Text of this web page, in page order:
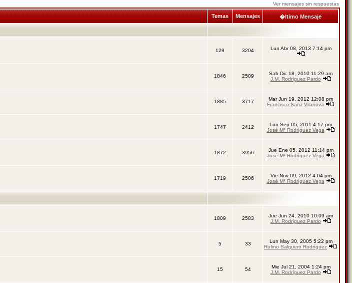
Ver mensajes sin respuestas
Temas Mensajes �ltimo Mensaje
129 3204 Lun Abr 08, 2013 7:14 pm
1846 2509
Sab Dic 18, 2010 11:29 am
J.M. Rodríguez Pardo
1885 3717
Mar Jun 19, 2012 12:08 pm
Francisco Sanz Vilanova
1747 2412
Lun Sep 05, 2011 4:17 pm
José Mª Rodríguez Vega
1872 3956
Jue Ene 05, 2012 11:14 pm
José Mª Rodríguez Vega
1719 2506
Vie Nov 09, 2012 4:04 pm
José Mª Rodríguez Vega
1809 2583
Jue Jun 24, 2010 10:09 am
J.M. Rodríguez Pardo
5 33
Lun May 30, 2005 5:22 pm
Rufino Salguero Rodríguez
15 54
Mie Jul 21, 2004 1:24 pm
J.M. Rodríguez Pardo